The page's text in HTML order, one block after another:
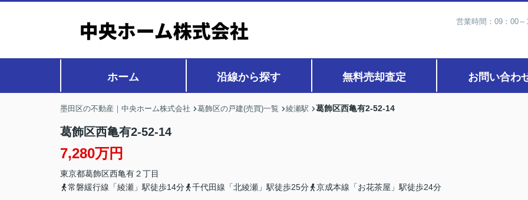
営業時間：09：00
ホーム 沿線から探す 無料売却査定 お問い合わ
墨田区の不動産｜中央ホーム株式会社 葛飾区の戸建(売買)一覧 綾瀬駅 葛飾区西亀有2-52-14
葛飾区西亀有2-52-14
7,280万円
東京都葛飾区西亀有２丁目
常磐緩行線「綾瀬」駅徒歩14分
千代田線「北綾瀬」駅徒歩25分 京成本線「お花茶屋」駅徒歩24分